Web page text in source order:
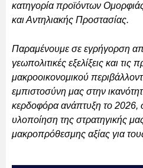
κατηγορία προϊόντων
και Αντηλιακής Προστασίας.
Παραμένουμε σε εγρήγορση
γεωπολιτικές εξελίξεις και
μακροοικονομικού
εμπιστοσύνη μας στην
κερδοφόρα ανάπτυξη το 2026,
υλοποίηση της στρατηγικής
μακροπρόθεσμης αξίας για